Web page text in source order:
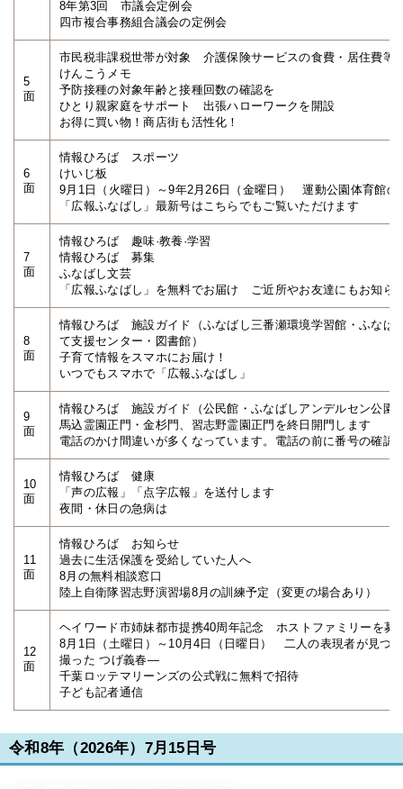
8年第3回 市議会定例会
四市複合事務組合議会の定例会
5
面
市民税非課税世帯が対象 介護保険サービスの食費・居住費等
けんこうメモ
予防接種の対象年齢と接種回数の確認を
ひとり親家庭をサポート 出張ハローワークを開設
お得に買い物！商店街も活性化！
6
面
情報ひろば スポーツ
けいじ板
9月1日（火曜日）～9年2月26日（金曜日） 運動公園体育館の
「広報ふなばし」最新号はこちらでもご覧いただけます
7
面
情報ひろば 趣味·教養·学習
情報ひろば 募集
ふなばし文芸
「広報ふなばし」を無料でお届け ご近所やお友達にもお知ら
8
面
情報ひろば 施設ガイド（ふなばし三番瀬環境学習館・ふなば
て支援センター・図書館）
子育て情報をスマホにお届け！
いつでもスマホで「広報ふなばし」
9
面
情報ひろば 施設ガイド（公民館・ふなばしアンデルセン公園
馬込霊園正門・金杉門、習志野霊園正門を終日開門します
電話のかけ間違いが多くなっています。電話の前に番号の確認
10
面
情報ひろば 健康
「声の広報」「点字広報」を送付します
夜間・休日の急病は
11
面
情報ひろば お知らせ
過去に生活保護を受給していた人へ
8月の無料相談窓口
陸上自衛隊習志野演習場8月の訓練予定（変更の場合あり）
12
面
ヘイワード市姉妹都市提携40周年記念 ホストファミリーを募
8月1日（土曜日）～10月4日（日曜日） 二人の表現者が見
撮った つげ義春―
千葉ロッテマリーンズの公式戦に無料で招待
子ども記者通信
令和8年（2026年）7月15日号